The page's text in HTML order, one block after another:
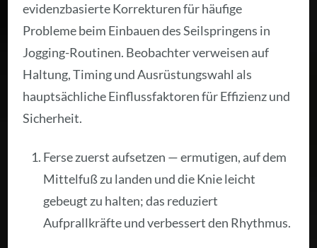
evidenzbasierte Korrekturen für häufige
Probleme beim Einbauen des Seilspringens in
Jogging-Routinen. Beobachter verweisen auf
Haltung, Timing und Ausrüstungswahl als
hauptsächliche Einflussfaktoren für Effizienz und
Sicherheit.
Ferse zuerst aufsetzen — ermutigen, auf dem
Mittelfuß zu landen und die Knie leicht
gebeugt zu halten; das reduziert
Aufprallkräfte und verbessert den Rhythmus.